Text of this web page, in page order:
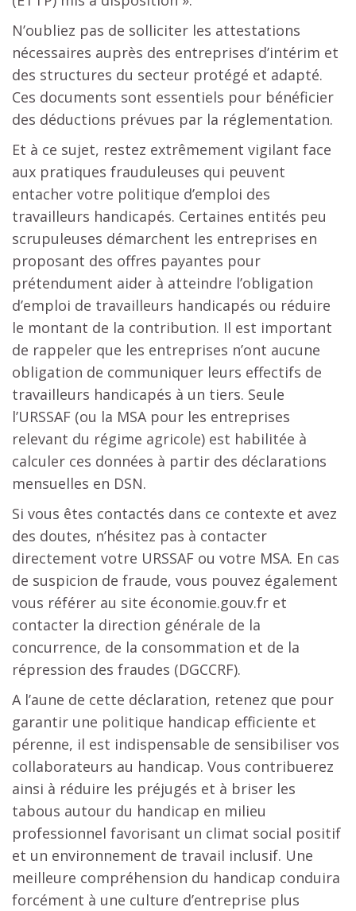
N’oubliez pas de solliciter les attestations
nécessaires auprès des entreprises d’intérim et
des structures du secteur protégé et adapté.
Ces documents sont essentiels pour bénéficier
des déductions prévues par la réglementation.
Et à ce sujet, restez extrêmement vigilant face
aux pratiques frauduleuses qui peuvent
entacher votre politique d’emploi des
travailleurs handicapés. Certaines entités peu
scrupuleuses démarchent les entreprises en
proposant des offres payantes pour
prétendument aider à atteindre l’obligation
d’emploi de travailleurs handicapés ou réduire
le montant de la contribution. Il est important
de rappeler que les entreprises n’ont aucune
obligation de communiquer leurs effectifs de
travailleurs handicapés à un tiers. Seule
l’URSSAF (ou la MSA pour les entreprises
relevant du régime agricole) est habilitée à
calculer ces données à partir des déclarations
mensuelles en DSN.
Si vous êtes contactés dans ce contexte et avez
des doutes, n’hésitez pas à contacter
directement votre URSSAF ou votre MSA. En cas
de suspicion de fraude, vous pouvez également
vous référer au site économie.gouv.fr et
contacter la direction générale de la
concurrence, de la consommation et de la
répression des fraudes (DGCCRF).
A l’aune de cette déclaration, retenez que pour
garantir une politique handicap efficiente et
pérenne, il est indispensable de sensibiliser vos
collaborateurs au handicap. Vous contribuerez
ainsi à réduire les préjugés et à briser les
tabous autour du handicap en milieu
professionnel favorisant un climat social positif
et un environnement de travail inclusif. Une
meilleure compréhension du handicap conduira
forcément à une culture d’entreprise plus